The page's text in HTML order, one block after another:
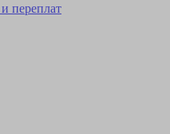
переплат